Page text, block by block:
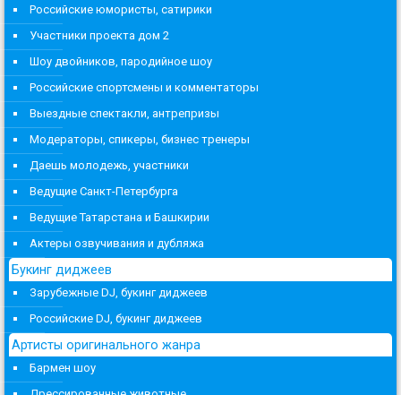
Российские юмористы, сатирики
Участники проекта дом 2
Шоу двойников, пародийное шоу
Российские спортсмены и комментаторы
Выездные спектакли, антрепризы
Модераторы, спикеры, бизнес тренеры
Даешь молодежь, участники
Ведущие Санкт-Петербурга
Ведущие Татарстана и Башкирии
Актеры озвучивания и дубляжа
Букинг диджеев
Зарубежные DJ, букинг диджеев
Российские DJ, букинг диджеев
Артисты оригинального жанра
Бармен шоу